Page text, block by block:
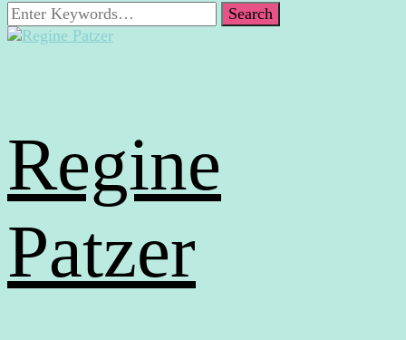
Looking
for
Something?
Regine
Patzer